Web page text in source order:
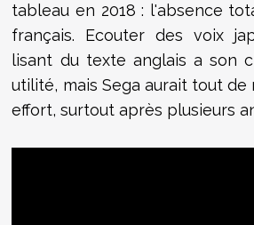
tableau en 2018 : l'absence
français. Ecouter des voix
lisant du texte anglais a son
utilité, mais Sega aurait tout de
effort, surtout après plusieurs